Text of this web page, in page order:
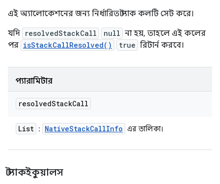
এই অ্যালোকেশনের জন্য নির্ধারিত স্ট্যাক কলটি সেট করে।
যদি resolvedStackCall null না হয়, তাহলে এই কলের
পর isStackCallResolved() true রিটার্ন করবে।
প্যারামিটার
resolvedStackCall
List : NativeStackCallInfo এর তালিকা।
স্ট্যাকইকুয়ালস